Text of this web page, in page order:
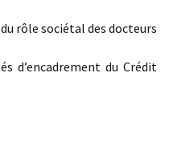
rôle sociétal des docteurs
d’encadrement du Crédit